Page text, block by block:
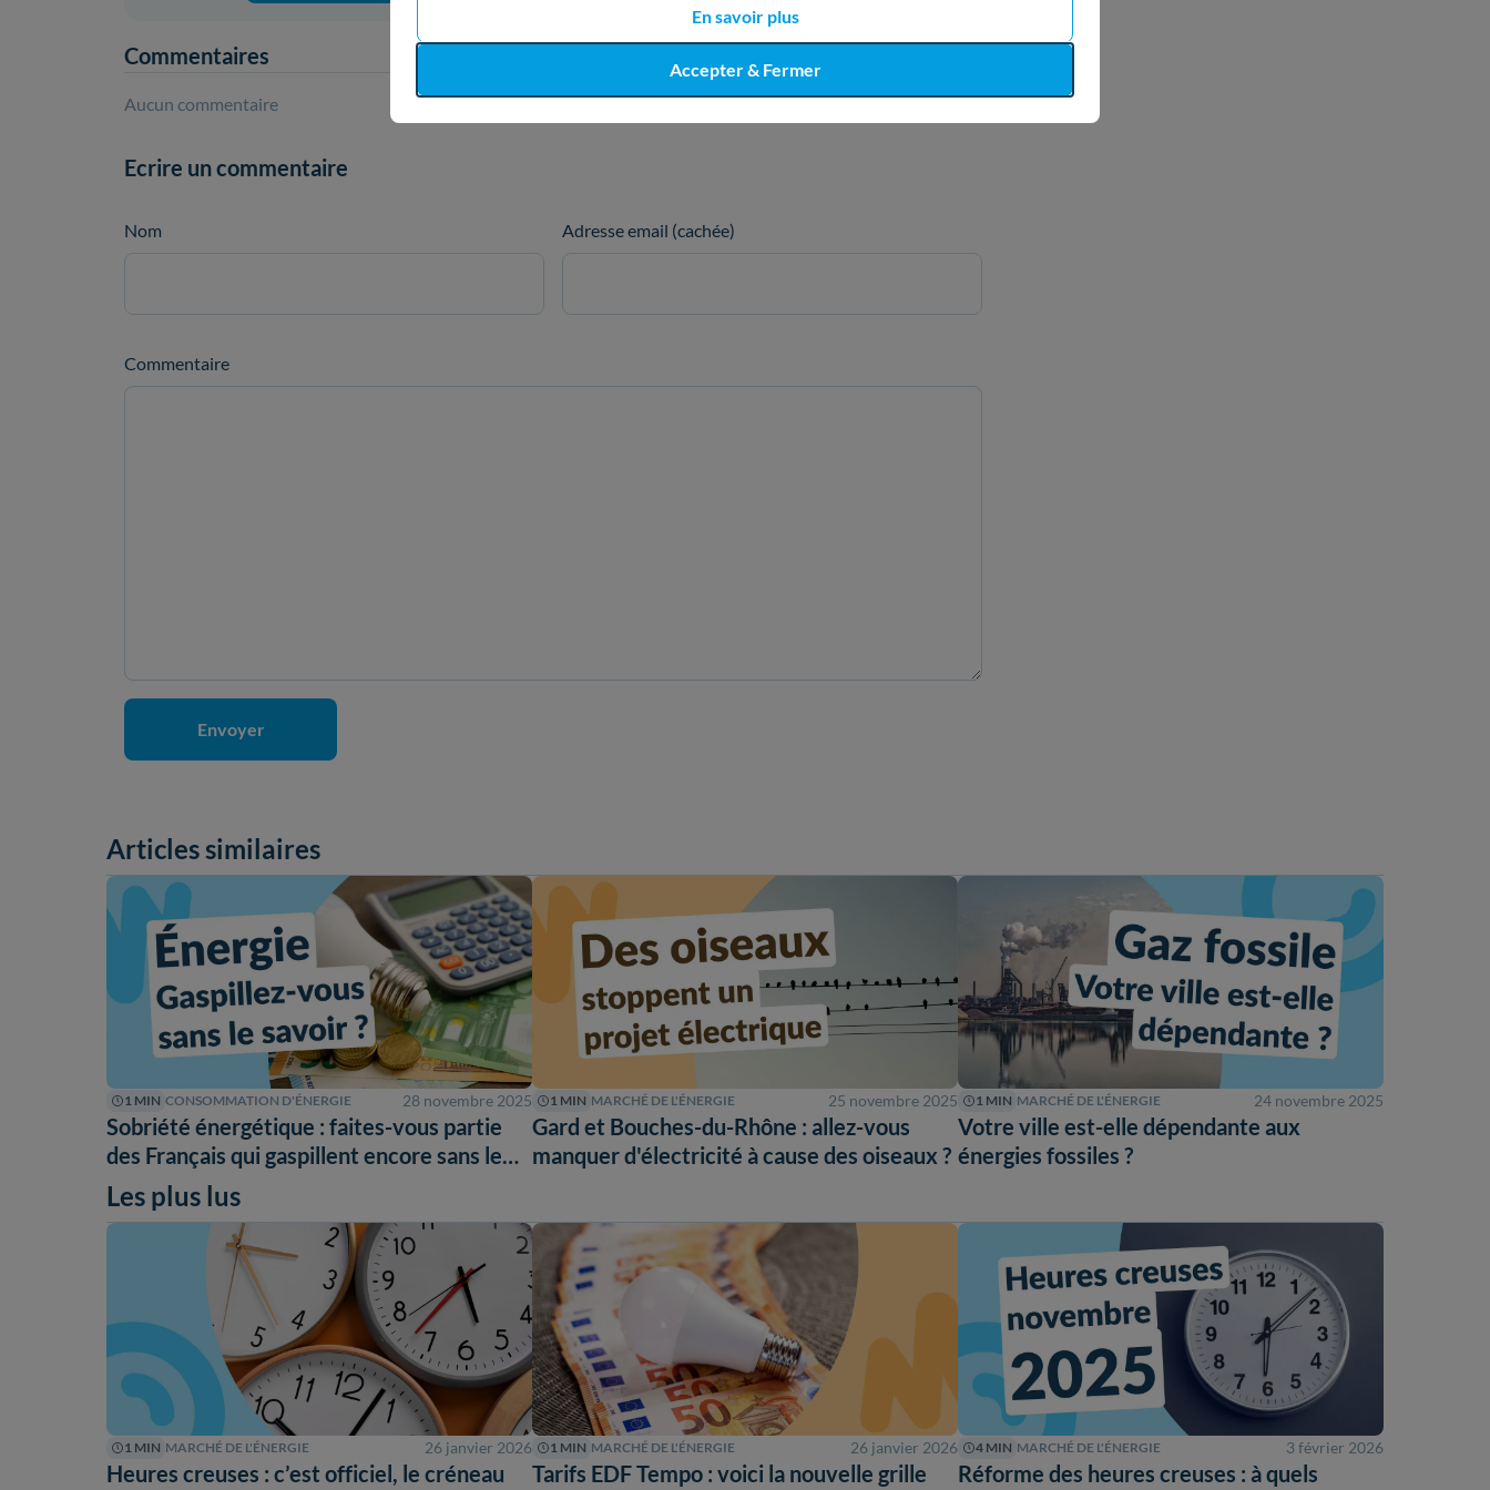
En savoir plus
Accepter & Fermer
Commentaires
Aucun commentaire
Ecrire un commentaire
Nom Adresse email (cachée)
Commentaire
Articles similaires
1 MIN CONSOMMATION D'ÉNERGIE 28 novembre 2025
Sobriété énergétique : faites-vous partie
des Français qui gaspillent encore sans le
savoir ?
1 MIN MARCHÉ DE L'ÉNERGIE 25 novembre 2025
Gard et Bouches-du-Rhône : allez-vous
manquer d'électricité à cause des oiseaux ?
1 MIN MARCHÉ DE L'ÉNERGIE 24 novembre 2025
Votre ville est-elle dépendante aux
énergies fossiles ?
Les plus lus
1 MIN MARCHÉ DE L'ÉNERGIE 26 janvier 2026
Heures creuses : c’est officiel, le créneau
1 MIN MARCHÉ DE L'ÉNERGIE 26 janvier 2026
Tarifs EDF Tempo : voici la nouvelle grille
4 MIN MARCHÉ DE L'ÉNERGIE 3 février 2026
Réforme des heures creuses : à quels